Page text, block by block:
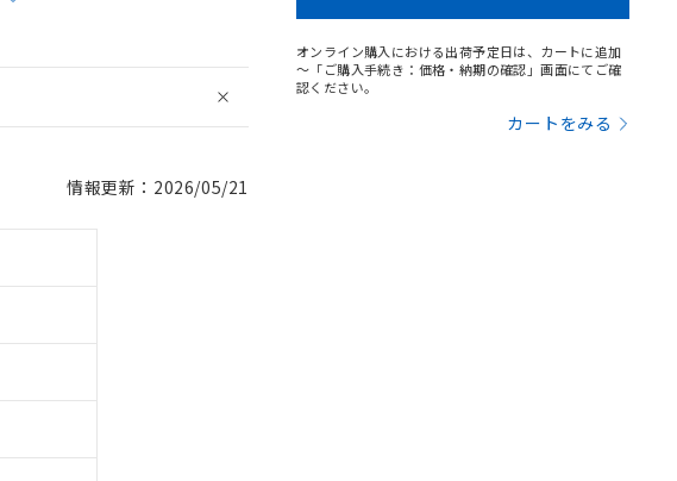
情報更新：2026/05/21
オンライン購入における出荷予定日は、カートに追加
～「ご購入手続き：価格・納期の確認」画面にてご確
認ください。
カートをみる